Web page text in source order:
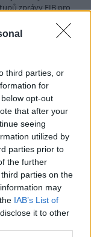
third parties, or
for
opt-out
that after your
seeing
utilized by
parties prior to
the further
parties on the
may
IAB’s List of
it to other
zprávy EIB pro
% osob žijících v
nové výstavby
provozní
na bydlení více
zatím chybí
skončilo 31. Valné
Mezinárodního
dno (ISA),
své zastoupení i
Zasedání
států nepodařilo